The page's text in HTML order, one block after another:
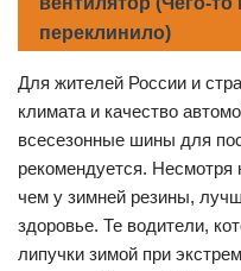
переклинило)
Для жителей России и
климата и качество
всесезонные шины для
рекомендуется. Несмотря
чем у зимней резины,
здоровье. Те водители,
липучки зимой при